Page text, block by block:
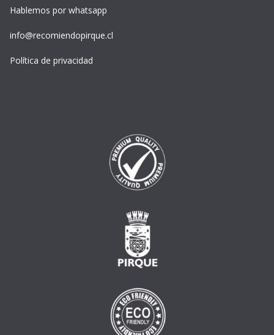
Hablemos por whatsapp
info@recomiendopirque.cl
Política de privacidad